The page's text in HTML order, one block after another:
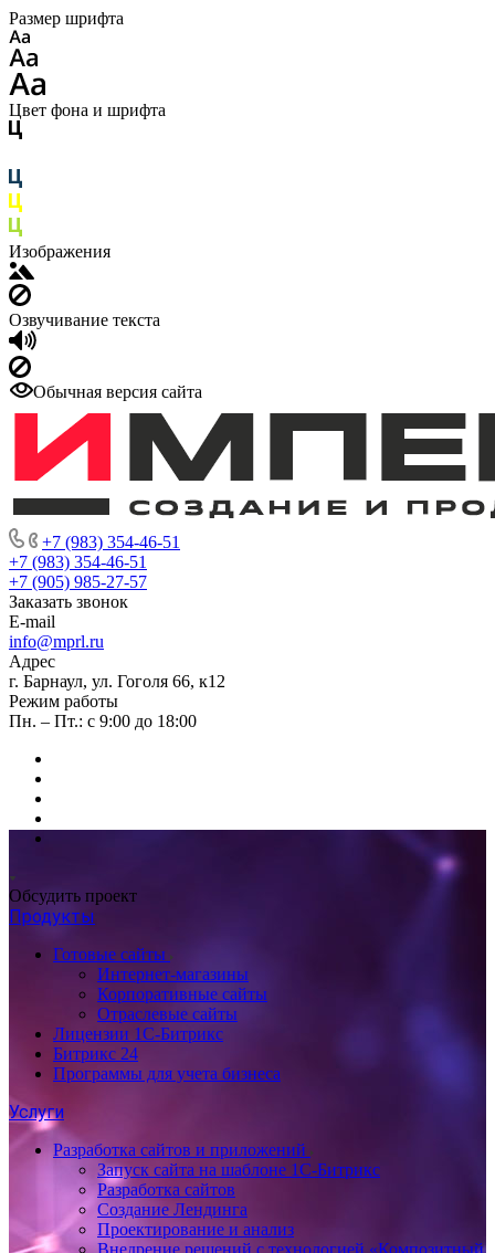
Размер шрифта
Цвет фона и шрифта
Изображения
Озвучивание текста
Обычная версия сайта
+7 (983) 354-46-51
+7 (983) 354-46-51
+7 (905) 985-27-57
Заказать звонок
E-mail
info@mprl.ru
Адрес
г. Барнаул, ул. Гоголя 66, к12
Режим работы
Пн. – Пт.: с 9:00 до 18:00
Обсудить проект
Продукты
Готовые сайты
Интернет-магазины
Корпоративные сайты
Отраслевые сайты
Лицензии 1С-Битрикс
Битрикс 24
Программы для учета бизнеса
Услуги
Разработка сайтов и приложений
Запуск сайта на шаблоне 1С-Битрикс
Разработка сайтов
Создание Лендинга
Проектирование и анализ
Внедрение решений с технологией «Композитный